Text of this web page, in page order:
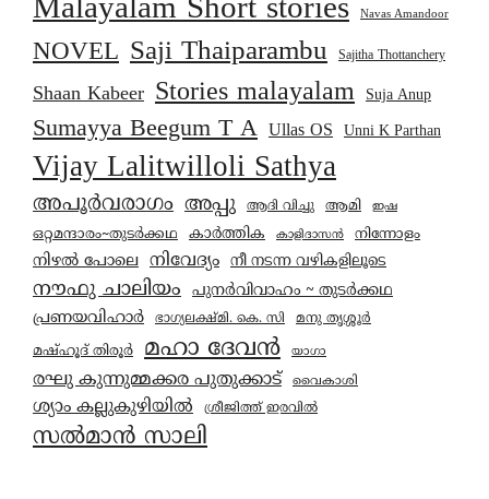
Malayalam Short stories Navas Amandoor
NOVEL Saji Thaiparambu Sajitha Thottanchery
Shaan Kabeer Stories malayalam Suja Anup
Sumayya Beegum T A Ullas OS Unni K Parthan
Vijay Lalitwilloli Sathya
അപൂർവരാഗം അപ്പു ആദി വിച്ചു ആമി ഇഷ
ഒറ്റമന്ദാരം~തുടർക്കഥ കാര്‍ത്തിക കാളിദാസൻ നിന്നോളം
നിഴൽ പോലെ നിവേദ്യം നീ നടന്ന വഴികളിലൂടെ
നൗഫു ചാലിയം പുനർവിവാഹം ~ തുടർക്കഥ
പ്രണയവിഹാർ ഭാഗ്യലക്ഷ്മി. കെ. സി
മനു തൃശ്ശൂർ
മഷ്ഹൂദ് തിരൂർ
മഹാ ദേവൻ യാഗാ
രഘു കുന്നുമ്മക്കര പുതുക്കാട് വൈകാശി
ശ്യാം കല്ലുകുഴിയിൽ ശ്രീജിത്ത് ഇരവിൽ
സൽമാൻ സാലി